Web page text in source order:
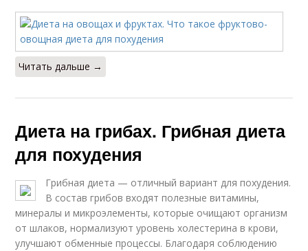
Читать дальше →
Диета на грибах. Грибная диета
для похудения
Грибная диета — отличный вариант для похудения.
В состав грибов входят полезные витамины,
минералы и микроэлементы, которые очищают организм
от шлаков, нормализуют уровень холестерина в крови,
улучшают обменные процессы. Благодаря соблюдению